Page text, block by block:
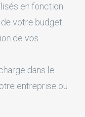
en fonction
votre budget.
de vos
dans le
entreprise ou